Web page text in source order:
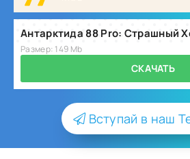
Размер: 149 Mb
СКАЧАТЬ
Вступай в наш